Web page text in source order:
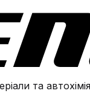
та